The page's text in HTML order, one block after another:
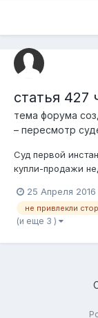
статья 427
тема форума
– пересмотр
Суд первой
купли-продажи
этого
никаких не было.
было подано
25 Апреля 2016
не привлекли
(и еще 3 )